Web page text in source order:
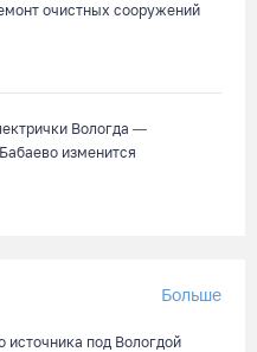
на помощника
карте
очистных сооружений
Вологда —
изменится
Больше
источника под Вологдой